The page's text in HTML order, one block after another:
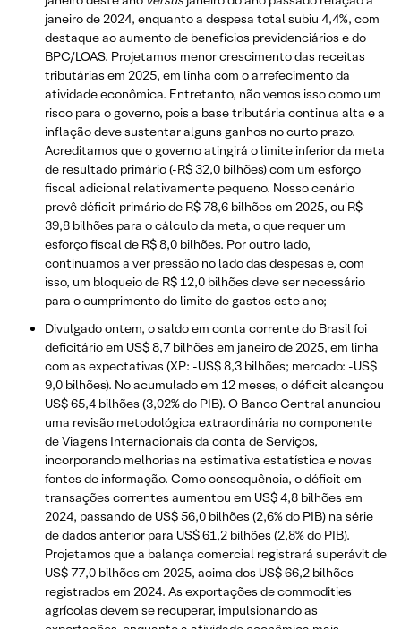
janeiro de 2024, enquanto a despesa total subiu 4,4%, com
destaque ao aumento de benefícios previdenciários e do
BPC/LOAS. Projetamos menor crescimento das receitas
tributárias em 2025, em linha com o arrefecimento da
atividade econômica. Entretanto, não vemos isso como um
risco para o governo, pois a base tributária continua alta e a
inflação deve sustentar alguns ganhos no curto prazo.
Acreditamos que o governo atingirá o limite inferior da meta
de resultado primário (-R$ 32,0 bilhões) com um esforço
fiscal adicional relativamente pequeno. Nosso cenário
prevê déficit primário de R$ 78,6 bilhões em 2025, ou R$
39,8 bilhões para o cálculo da meta, o que requer um
esforço fiscal de R$ 8,0 bilhões. Por outro lado,
continuamos a ver pressão no lado das despesas e, com
isso, um bloqueio de R$ 12,0 bilhões deve ser necessário
para o cumprimento do limite de gastos este ano;
Divulgado ontem, o saldo em conta corrente do Brasil foi
deficitário em US$ 8,7 bilhões em janeiro de 2025, em linha
com as expectativas (XP: -US$ 8,3 bilhões; mercado: -US$
9,0 bilhões). No acumulado em 12 meses, o déficit alcançou
US$ 65,4 bilhões (3,02% do PIB). O Banco Central anunciou
uma revisão metodológica extraordinária no componente
de Viagens Internacionais da conta de Serviços,
incorporando melhorias na estimativa estatística e novas
fontes de informação. Como consequência, o déficit em
transações correntes aumentou em US$ 4,8 bilhões em
2024, passando de US$ 56,0 bilhões (2,6% do PIB) na série
de dados anterior para US$ 61,2 bilhões (2,8% do PIB).
Projetamos que a balança comercial registrará superávit de
US$ 77,0 bilhões em 2025, acima dos US$ 66,2 bilhões
registrados em 2024. As exportações de commodities
agrícolas devem se recuperar, impulsionando as